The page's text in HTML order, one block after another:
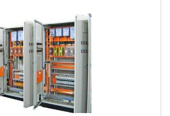
esterilização de equipamentos,
e ainda em galvanoplastias,
hospitais, hotéis, lavanderias, estufas,
efetuar a passagem de gases de uma
padrões que compõem a marca
uso indispensável na atualidade.Com
e precursora no mercado,
pela empresa possuir sistema de
serviços com alta qualidade onde,